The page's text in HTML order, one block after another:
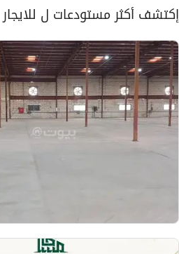
إكتشف أكثر مستودعات ل للايجار